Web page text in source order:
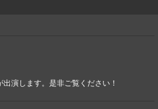
演します。是非ご覧ください！